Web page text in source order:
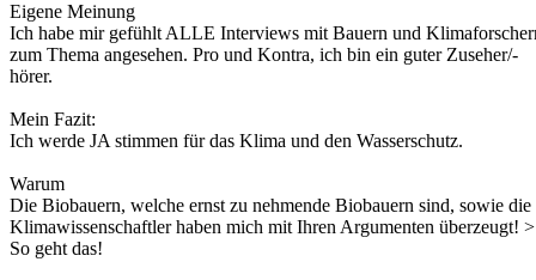
Eigene Meinung
Ich habe mir gefühlt ALLE Interviews mit Bauern und
zum Thema angesehen. Pro und Kontra, ich bin ein guter Zuseher/-
hörer.
Mein Fazit:
Ich werde JA stimmen für das Klima und den Wasserschutz.
Warum
Die Biobauern, welche ernst zu nehmende Biobauern sind, sowie die
Klimawissenschaftler haben mich mit Ihren Argumenten überzeugt! >
So geht das!